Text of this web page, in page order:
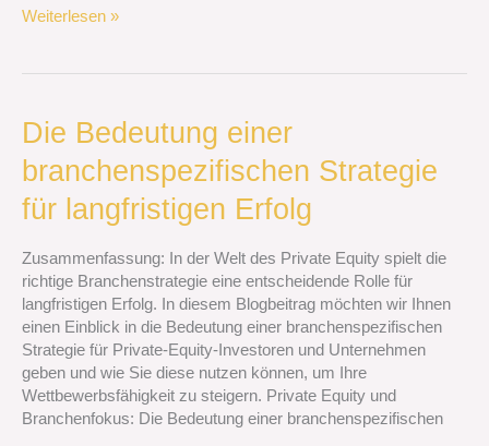
Weiterlesen »
Die Bedeutung einer
branchenspezifischen Strategie
für langfristigen Erfolg
Zusammenfassung: In der Welt des Private Equity spielt die
richtige Branchenstrategie eine entscheidende Rolle für
langfristigen Erfolg. In diesem Blogbeitrag möchten wir Ihnen
einen Einblick in die Bedeutung einer branchenspezifischen
Strategie für Private-Equity-Investoren und Unternehmen
geben und wie Sie diese nutzen können, um Ihre
Wettbewerbsfähigkeit zu steigern. Private Equity und
Branchenfokus: Die Bedeutung einer branchenspezifischen
Die
Bedeutung
einer
branchenspezifischen
Strategie
langfristigen
Erfolg